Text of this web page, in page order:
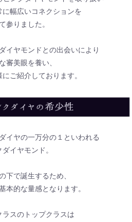
幅広いコネクションを
参りました。
イヤモンドとの出会いにより
審美眼を養い、
ご紹介しております。
イヤの一万分の１といわれる
ダイヤモンド。
下で誕生するため、
本的な量感となります。
ラスのトップクラスは